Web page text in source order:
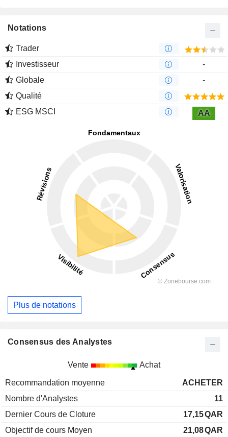
Notations
Trader
Investisseur
-
Globale
-
Qualité
ESG MSCI
AA
Plus de notations
Consensus des Analystes
Vente Achat
Recommandation moyenne
ACHETER
Nombre d'Analystes
11
Dernier Cours de Cloture
17,15QAR
Objectif de cours Moyen
21,08QAR